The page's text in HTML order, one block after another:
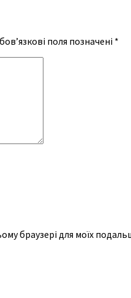
поля позначені *
браузері для моїх